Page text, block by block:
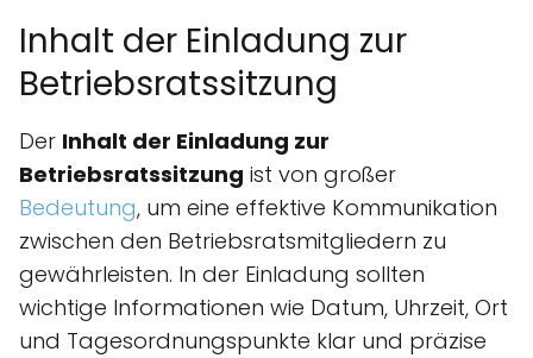
Inhalt der Einladung zur
Betriebsratssitzung
Der Inhalt der Einladung zur
Betriebsratssitzung ist von großer
Bedeutung, um eine effektive Kommunikation
zwischen den Betriebsratsmitgliedern zu
gewährleisten. In der Einladung sollten
wichtige Informationen wie Datum, Uhrzeit, Ort
und Tagesordnungspunkte klar und präzise